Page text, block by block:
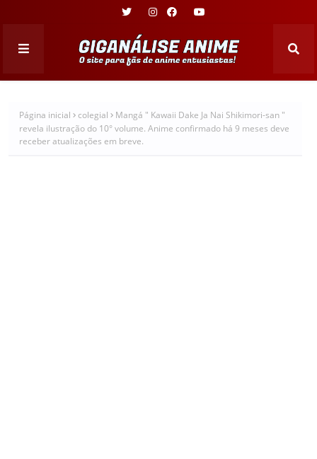
Página inicial colegial
Mangá " Kawaii Dake Ja Nai Shikimori-san "
revela ilustração do 10° volume. Anime confirmado há 9 meses deve
receber atualizações em breve.